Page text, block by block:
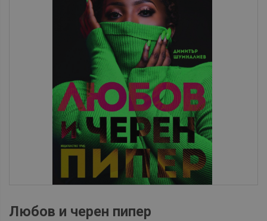
Любов и черен пипер